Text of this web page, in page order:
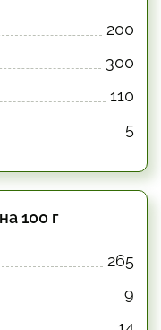
200
300
110
5
100 г
265
9